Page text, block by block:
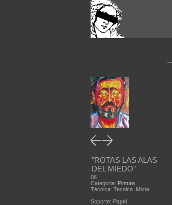
"ROTAS LAS ALAS
DEL MIEDO"
08
Categoria: Pintura
Técnica: Tecnica_Mixta
Soporte: Papel